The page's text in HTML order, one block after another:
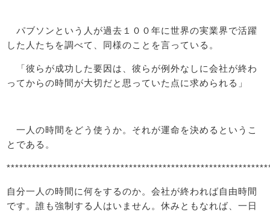
パブソンという人が過去１００年に世界の実業界で活躍
した人たちを調べて、同様のことを言っている。
「彼らが成功した要因は、彼らが例外なしに会社が終わ
ってからの時間が大切だと思っていた点に求められる」
一人の時間をどう使うか。それが運命を決めるというこ
とである。
自分一人の時間に何をするのか。会社が終われば自由時間
です。誰も強制する人はいません。休みともなれば、一日